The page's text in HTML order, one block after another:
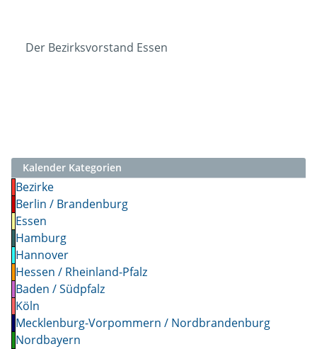
Der Bezirksvorstand Essen
Kalender Kategorien
Bezirke
Berlin / Brandenburg
Essen
Hamburg
Hannover
Hessen / Rheinland-Pfalz
Baden / Südpfalz
Köln
Mecklenburg-Vorpommern / Nordbrandenburg
Nordbayern